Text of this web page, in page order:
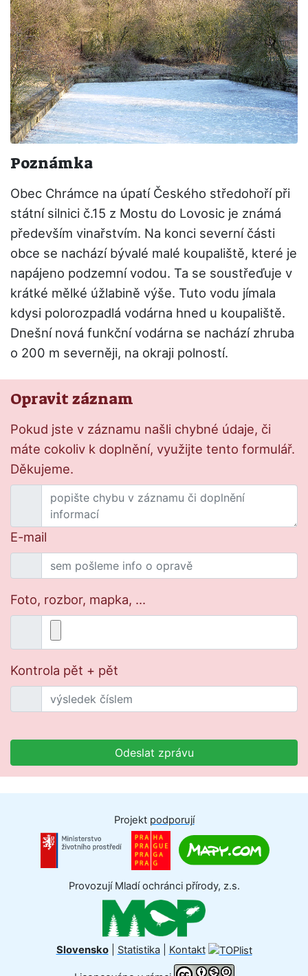
Poznámka
Obec Chrámce na úpatí Českého středohoří při
státní silnici č.15 z Mostu do Lovosic je známá
především vinařstvím. Na konci severní části
obce se nachází bývalé malé koupaliště, které je
napájeno podzemní vodou. Ta se soustřeďuje v
krátké mělké úžlabině výše. Tuto vodu jímala
kdysi polorozpadlá vodárna hned u koupaliště.
Dnešní nová funkční vodárna se nachází zhruba
o 200 m severněji, na okraji polností.
Opravit záznam
Pokud jste v záznamu našli chybné údaje, či
máte cokoliv k doplnění, využijte tento formulář.
Děkujeme.
E-mail
Foto, rozbor, mapka, ...
Kontrola pět + pět
Odeslat zprávu
Projekt podporují
Provozují Mladí ochránci přírody, z.s.
Slovensko| Statistika| Kontakt